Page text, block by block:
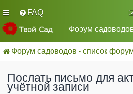
FAQ
Форум
Форум садоводов - список
Послать письмо для
учётной записи